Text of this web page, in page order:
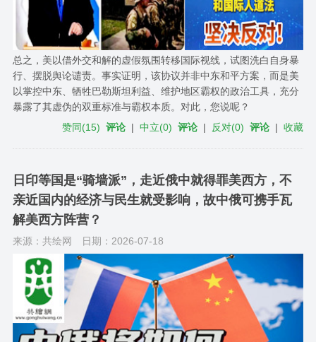
总之，美以借外交和解的虚假氛围转移国际视线，试图洗白自身暴
行、摆脱舆论谴责。事实证明，该协议并非中东和平方案，而是美
以掌控中东、牺牲巴勒斯坦利益、维护地区霸权的政治工具，充分
暴露了其虚伪的双重标准与霸权本质。对此，您说呢？
赞同(15) 评论 |中立(0) 评论 | 反对(0) 评论 |收藏
日印等国是“骑墙派”，走近俄中就得罪美西方，不
亲近国内的经济与民生就受影响，故中俄可携手瓦
解美西方阵营？
来源：共绘网 日期：2026-07-18